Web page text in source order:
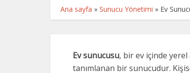
Ana sayfa » Sunucu Yönetimi » Ev
Ev sunucusu, bir ev içinde
tanımlanan bir sunucudur.